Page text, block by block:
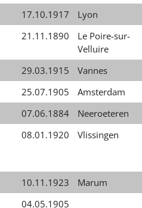
17.10.1917
Lyon
21.11.1890
Le Poire-sur-
Velluire
29.03.1915
Vannes
25.07.1905
Amsterdam
07.06.1884
Neeroeteren
08.01.1920 Vlissingen
10.11.1923
Marum
04.05.1905